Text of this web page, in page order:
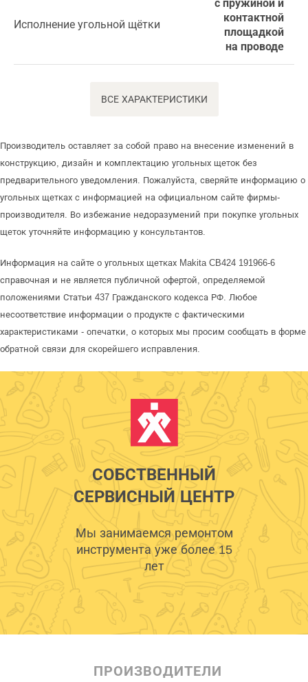
Исполнение угольной щётки
с пружиной и
контактной
площадкой
на проводе
ВСЕ ХАРАКТЕРИСТИКИ
Производитель оставляет за собой право на внесение изменений в
конструкцию, дизайн и комплектацию угольных щеток без
предварительного уведомления. Пожалуйста, сверяйте информацию о
угольных щетках с информацией на официальном сайте фирмы-
производителя. Во избежание недоразумений при покупке угольных
щеток уточняйте информацию у консультантов.
Информация на сайте о угольных щетках Makita CB424 191966-6
справочная и не является публичной офертой, определяемой
положениями Статьи 437 Гражданского кодекса РФ. Любое
несоответствие информации о продукте с фактическими
характеристиками - опечатки, о которых мы просим сообщать в форме
обратной связи для скорейшего исправления.
СОБСТВЕННЫЙ
СЕРВИСНЫЙ ЦЕНТР
Мы занимаемся ремонтом
инструмента уже более 15
лет
ПРОИЗВОДИТЕЛИ